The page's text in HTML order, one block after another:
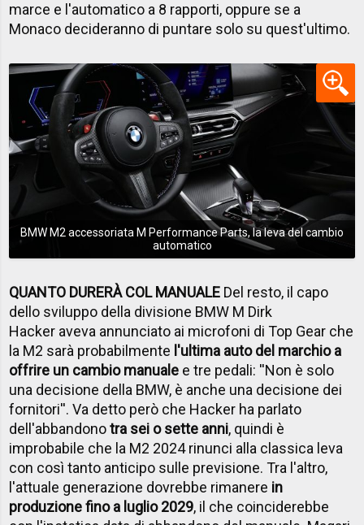
marce e l'automatico a 8 rapporti, oppure se a
Monaco decideranno di puntare solo su quest'ultimo.
BMW M2 accessoriata M Performance Parts, la leva del cambio
automatico
QUANTO DURERÀ COL MANUALE Del resto, il capo
dello sviluppo della divisione BMW M Dirk
Hacker aveva annunciato ai microfoni di Top Gear che
la M2 sarà probabilmente l'ultima auto del marchio a
offrire un cambio manuale e tre pedali: ''Non è solo
una decisione della BMW, è anche una decisione dei
fornitori''. Va detto però che Hacker ha parlato
dell'abbandonotra sei o sette anni, quindi è
improbabile che la M2 2024 rinunci alla classica leva
con così tanto anticipo sulle previsione. Tra l'altro,
l'attuale generazione dovrebbe rimanere in
produzione fino a luglio 2029, il che coinciderebbe